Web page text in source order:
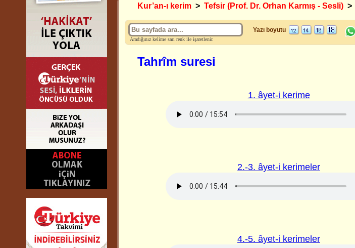
Kur’an-ı kerim > Tefsir (Prof. Dr. Orhan Karmış - Sesli) >
Aradığınız kelime sarı renk ile işaretlenir.
Yazı boyutu
Tahrîm suresi
1. âyet-i kerime
2.-3. âyet-i kerimeler
4.-5. âyet-i kerimeler